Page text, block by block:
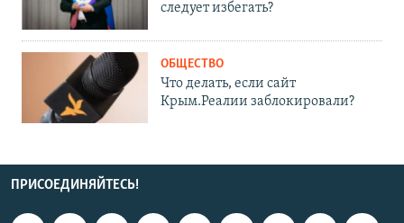
следует избегать?
ОБЩЕСТВО
Что делать, если сайт
Крым.Реалии заблокировали?
ПРИСОЕДИНЯЙТЕСЬ!